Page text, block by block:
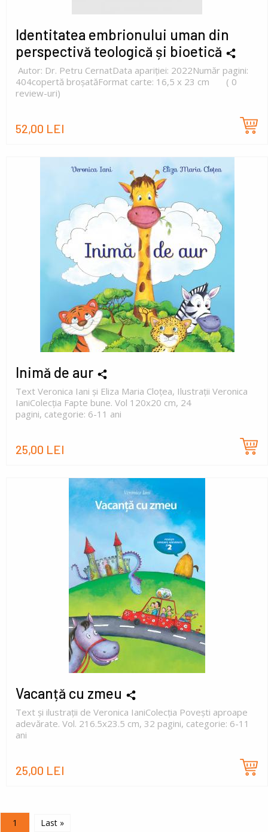
Identitatea embrionului uman din
perspectivă teologică și bioetică
Autor: Dr. Petru CernatData apariției: 2022Număr pagini:
404copertă broșatăFormat carte: 16,5 x 23 cm ( 0
review-uri)
52,00 LEI
Inimă de aur
Text Veronica Iani și Eliza Maria Cloțea, Ilustrații Veronica
IaniColecția Fapte bune. Vol 120x20 cm, 24
pagini, categorie: 6-11 ani
25,00 LEI
Vacanță cu zmeu
Text și ilustrații de Veronica IaniColecția Povești aproape
adevărate. Vol. 216.5x23.5 cm, 32 pagini, categorie: 6-11
ani
25,00 LEI
Paginare
Pagina curentă
1 Ultima pagină
Last »